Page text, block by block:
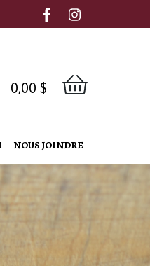
0,00 $
NOUS JOINDRE